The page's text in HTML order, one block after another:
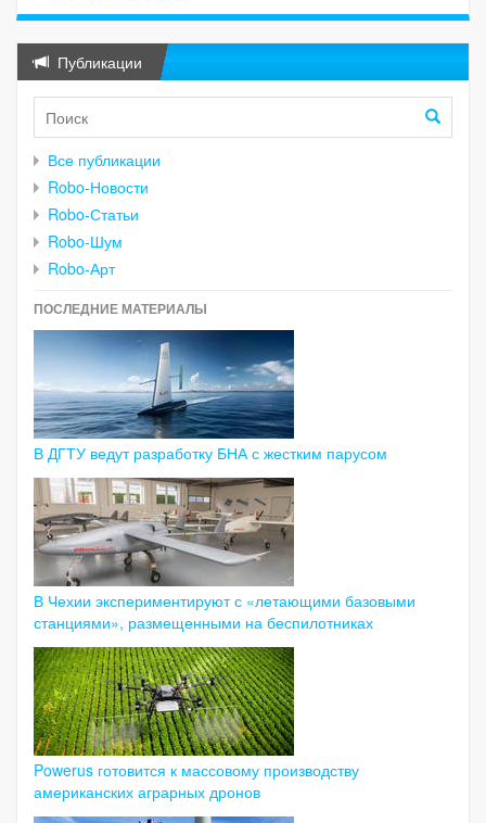
Публикации
Все публикации
Robo-Новости
Robo-Статьи
Robo-Шум
Robo-Арт
ПОСЛЕДНИЕ МАТЕРИАЛЫ
В ДГТУ ведут разработку БНА с жестким парусом
В Чехии экспериментируют с «летающими базовыми
станциями», размещенными на беспилотниках
Powerus готовится к массовому производству
американских аграрных дронов